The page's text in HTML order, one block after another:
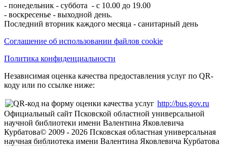
- понедельник - суббота - с 10.00 до 19.00
- воскресенье - выходной день.
Последний вторник каждого месяца - санитарный день
Соглашение об использовании файлов cookie
Политика конфиденциальности
Независимая оценка качества предоставления услуг по QR-
коду или по ссылке ниже:
http://bus.gov.ru
Официальный сайт Псковской областной универсальной
научной библиотеки имени Валентина Яковлевича
Курбатова© 2009 - 2026 Псковская областная универсальная
научная библиотека имени Валентина Яковлевича Курбатова